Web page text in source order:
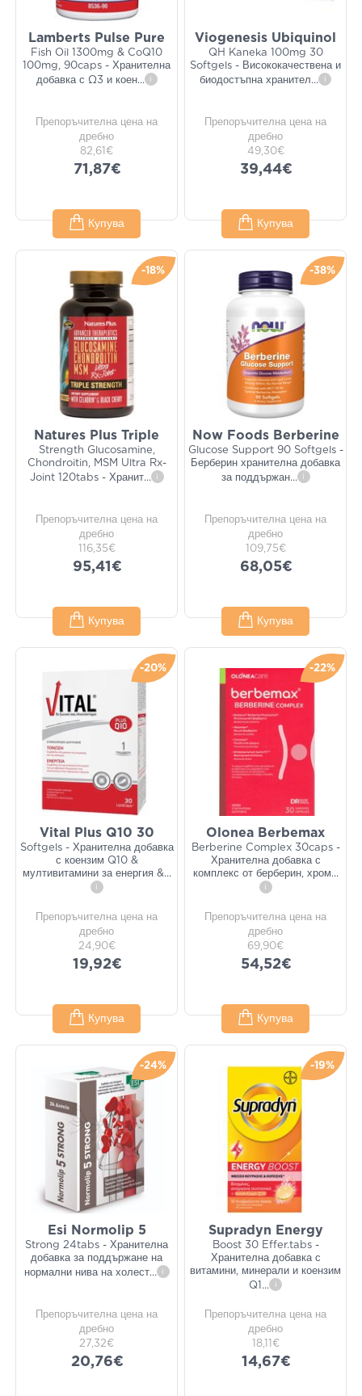
Lamberts Pulse Pure
Fish Oil 1300mg & CoQ10
100mg, 90caps - Хранителна
добавка с Ω3 и коен... i
Препоръчителна цена на
дребно
82,61€
71,87€
Купува
Viogenesis Ubiquinol
QH Kaneka 100mg 30
Softgels - Висококачествена и
биодостъпна хранител... i
Препоръчителна цена на
дребно
49,30€
39,44€
Купува
-18%
Natures Plus Triple
Strength Glucosamine,
Chondroitin, MSM Ultra Rx-
Joint 120tabs - Хранит... i
Препоръчителна цена на
дребно
116,35€
95,41€
Купува
-38%
Now Foods Berberine
Glucose Support 90 Softgels -
Берберин хранителна добавка
за поддържан... i
Препоръчителна цена на
дребно
109,75€
68,05€
Купува
-20%
Vital Plus Q10 30
Softgels - Хранителна добавка
с коензим Q10 &
мултивитамини за енергия &...
i
Препоръчителна цена на
дребно
24,90€
19,92€
Купува
-22%
Olonea Berbemax
Berberine Complex 30caps -
Хранителна добавка с
комплекс от берберин, хром...
i
Препоръчителна цена на
дребно
69,90€
54,52€
Купува
-24%
Esi Normolip 5
Strong 24tabs - Хранителна
добавка за поддържане на
нормални нива на холест... i
Препоръчителна цена на
дребно
27,32€
20,76€
-19%
Supradyn Energy
Boost 30 Effer.tabs -
Хранителна добавка с
витамини, минерали и коензим
Q1 ... i
Препоръчителна цена на
дребно
18,11€
14,67€